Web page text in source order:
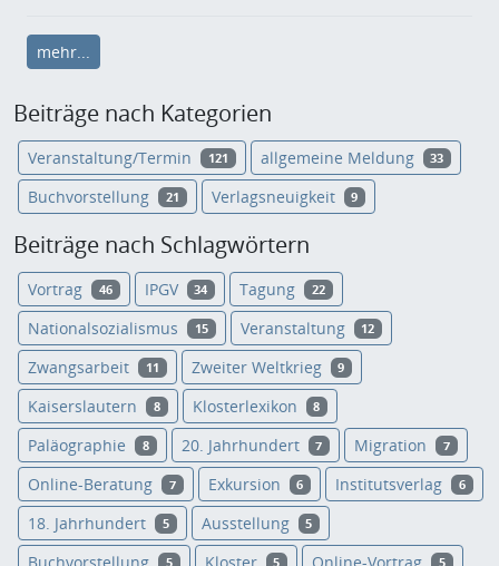
mehr...
Beiträge nach Kategorien
Veranstaltung/Termin 121 allgemeine Meldung 33
Buchvorstellung 21 Verlagsneuigkeit 9
Beiträge nach Schlagwörtern
Vortrag 46 IPGV 34 Tagung 22
Nationalsozialismus 15 Veranstaltung 12
Zwangsarbeit 11 Zweiter Weltkrieg 9
Kaiserslautern 8 Klosterlexikon 8
Paläographie 8 20. Jahrhundert 7 Migration 7
Online-Beratung 7 Exkursion 6 Institutsverlag 6
18. Jahrhundert 5 Ausstellung 5
5 5 5